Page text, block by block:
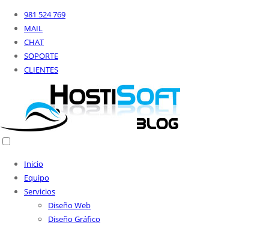
981 524 769
MAIL
CHAT
SOPORTE
CLIENTES
Inicio
Equipo
Servicios
Diseño Web
Diseño Gráfico